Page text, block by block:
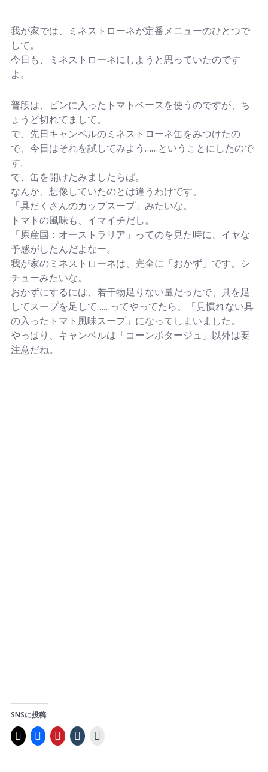
我が家では、ミネストローネが定番メニューのひとつで
して。
今日も、ミネストローネにしようと思っていたのです
よ。
普段は、ビンに入ったトマトベースを使うのですが、ち
ょうど切れてまして。
で、先日キャンベルのミネストローネ缶をみつけたの
で、今日はそれを試してみよう……ということにしたので
す。
で、缶を開けたみましたらば。
なんか、想像していたのとは違うわけです。
「具だくさんのカップスープ」みたいな。
トマトの風味も、イマイチだし。
「原産国：オーストラリア」ってのを見た時に、イヤな
予感がしたんだよなー。
我が家のミネストローネは、完全に「おかず」です。シ
チューみたいな。
おかずにするには、若干物足りない量だったで、具を足
してスープを足して……ってやってたら、「見慣れない具
の入ったトマト風味スープ」になってしまいました。
やっぱり、キャンベルは「コーンポタージュ」以外は要
注意だね。
SNSに投稿: